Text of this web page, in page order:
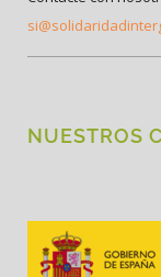
NUESTROS